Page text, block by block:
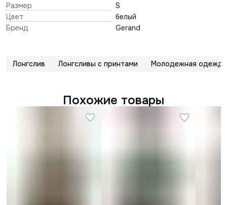
Размер
S
Цвет
белый
Бренд
Gerand
Лонгслив Лонгсливы с принтами Молодежная одежда
Похожие товары